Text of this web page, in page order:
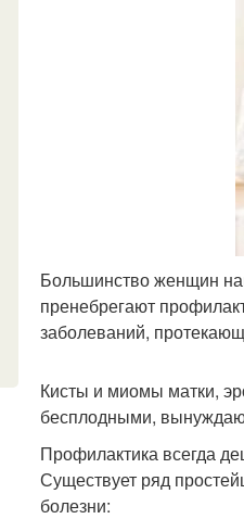
Большинство женщин
пренебрегают
заболеваний,
Кисты и миомы матки,
бесплодными,
Профилактика всегда
Существует ряд
болезни: